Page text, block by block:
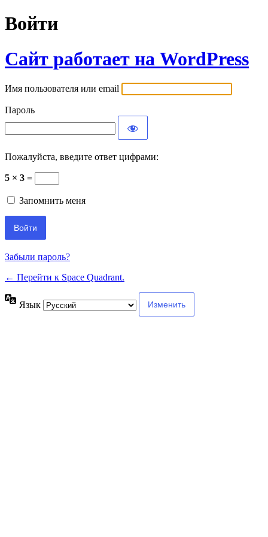
Войти
Сайт работает на WordPress
Имя пользователя или email
Пароль
Пожалуйста, введите ответ цифрами:
5 × 3 =
Запомнить меня
Забыли пароль?
← Перейти к Space Quadrant.
Язык